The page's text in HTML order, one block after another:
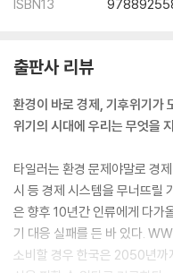
ISBN13
출판사 리뷰
환경이 바로 경제, 기후위기가
위기의 시대에 우리는 무엇을
타일러는 환경 문제야말로 경
시 등 경제 시스템을 무너뜨릴
은 향후 10년간 인류에게 다가
기 대응 실패를 든 바 있다.
소비할 경우 한국은 2050년